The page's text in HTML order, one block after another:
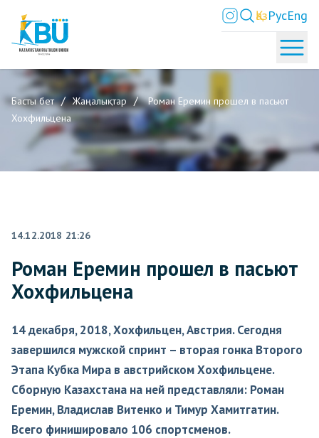
ҚазРусEng
Басты бет Жаңалықтар
Роман Еремин прошел в пасьют
Хохфильцена
14.12.2018 21:26
Роман Еремин прошел в пасьют
Хохфильцена
14 декабря, 2018, Хохфильцен, Австрия. Сегодня
завершился мужской спринт – вторая гонка Второго
Этапа Кубка Мира в австрийском Хохфильцене.
Сборную Казахстана на ней представляли: Роман
Еремин, Владислав Витенко и Тимур Хамитгатин.
Всего финишировало 106 спортсменов.